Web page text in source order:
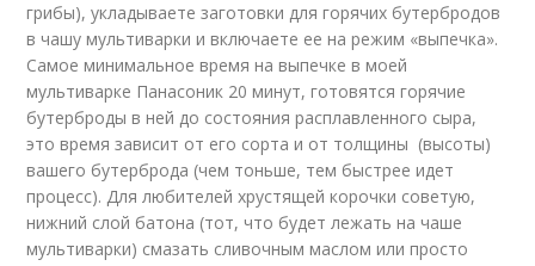
грибы), укладываете заготовки для горячих бутербродов
в чашу мультиварки и включаете ее на режим «выпечка».
Самое минимальное время на выпечке в моей
мультиварке Панасоник 20 минут, готовятся горячие
бутерброды в ней до состояния расплавленного сыра,
это время зависит от его сорта и от толщины (высоты)
вашего бутерброда (чем тоньше, тем быстрее идет
процесс). Для любителей хрустящей корочки советую,
нижний слой батона (тот, что будет лежать на чаше
мультиварки) смазать сливочным маслом или просто